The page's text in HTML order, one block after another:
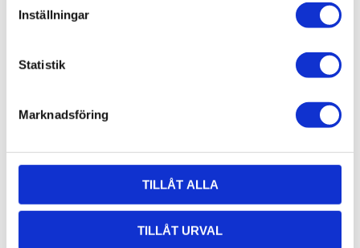
Inställningar
Statistik
Marknadsföring
TILLÅT ALLA
TILLÅT URVAL
Vardagar: 08:00 -16:00 - Lunch 12:00 - 13:00